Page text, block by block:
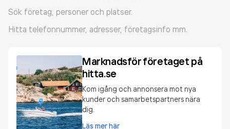
Sök företag, personer och platser.
Hitta telefonnummer, adresser, företagsinfo mm.
Marknadsför företaget på
hitta.se
Kom igång och annonsera mot nya
kunder och samarbetspartners nära
dig.
Läs mer här